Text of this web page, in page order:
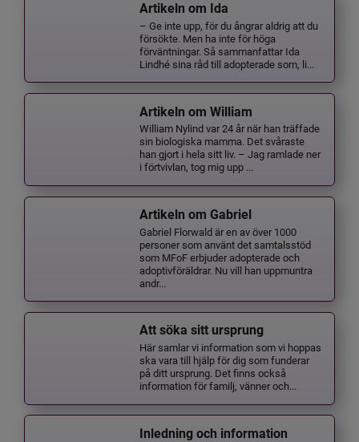
Artikeln om Ida
– Ge inte upp, för du ångrar aldrig att du
försökte. Men ha inte för höga
förväntningar. Så sammanfattar Ida
Lindhé sina råd till adopterade som, li...
Artikeln om William
William Nylind var 24 år när han träffade
sin biologiska mamma. Det svåraste
han gjort i hela sitt liv. – Jag ramlade ner
i förtvivlan, tog mig upp ...
Artikeln om Gabriel
Gabriel Florwald är en av över 1000
personer som använt det samtalsstöd
som MFoF erbjuder adopterade och
adoptivföräldrar. Nu vill han uppmuntra
andr...
Att söka sitt ursprung
Här samlar vi information som vi hoppas
ska vara till hjälp för dig som funderar
på ditt ursprung. Det finns också
information för familj, vänner och...
Inledning och information